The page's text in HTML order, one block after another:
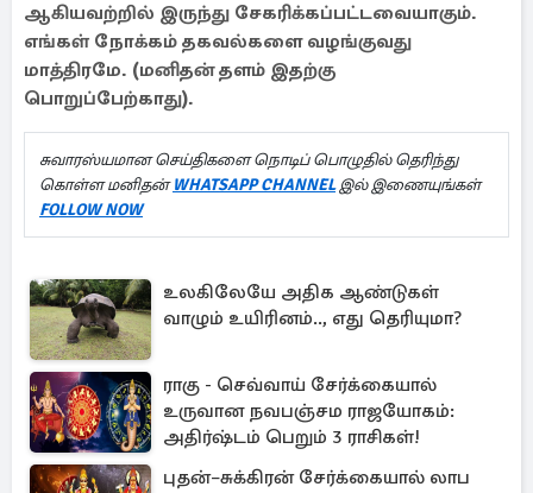
ஆகியவற்றில் இருந்து சேகரிக்கப்பட்டவையாகும்.
எங்கள் நோக்கம் தகவல்களை வழங்குவது
மாத்திரமே. (மனிதன் தளம் இதற்கு
பொறுப்பேற்காது).
சுவாரஸ்யமான செய்திகளை நொடிப் பொழுதில் தெரிந்து
கொள்ள மனிதன்WHATSAPP CHANNELஇல் இணையுங்கள்
FOLLOW NOW
உலகிலேயே அதிக ஆண்டுகள்
வாழும் உயிரினம்.., எது தெரியுமா?
ராகு - செவ்வாய் சேர்க்கையால்
உருவான நவபஞ்சம ராஜயோகம்:
அதிர்ஷ்டம் பெறும் 3 ராசிகள்!
புதன்–சுக்கிரன் சேர்க்கையால் லாப